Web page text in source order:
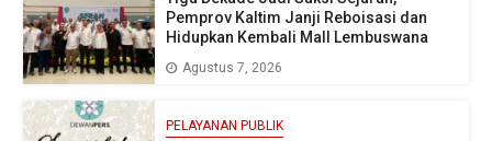
Pemprov Kaltim Janji Reboisasi dan
Hidupkan Kembali Mall Lembuswana
Agustus 7, 2026
PELAYANAN PUBLIK